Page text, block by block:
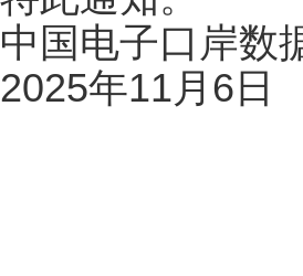
中国电子口岸数
2025年11月6日